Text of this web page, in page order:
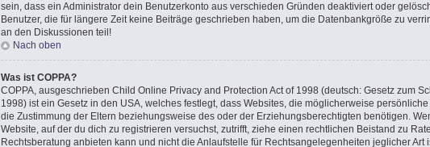
sein, dass ein Administrator dein Benutzerkonto aus verschieden Gründen deaktiviert oder
Benutzer, die für längere Zeit keine Beiträge geschrieben haben, um die Datenbankgröße zu
an den Diskussionen teil!
Nach oben
Was ist COPPA?
COPPA, ausgeschrieben Child Online Privacy and Protection Act of 1998 (deutsch: Gesetz zum
1998) ist ein Gesetz in den USA, welches festlegt, dass Websites, die möglicherweise
die Zustimmung der Eltern beziehungsweise des oder der Erziehungsberechtigten benötigen.
Website, auf der du dich zu registrieren versuchst, zutrifft, ziehe einen rechtlichen Beistand zu
Rechtsberatung anbieten kann und nicht die Anlaufstelle für Rechtsangelegenheiten jeglicher